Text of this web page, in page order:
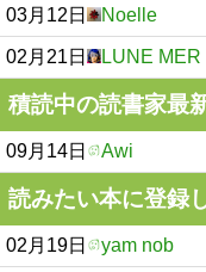
03月12日 Noelle
02月21日 LUNE MER
積読中の読書家最
09月14日 Awi
読みたい本に登録
02月19日 yam nob